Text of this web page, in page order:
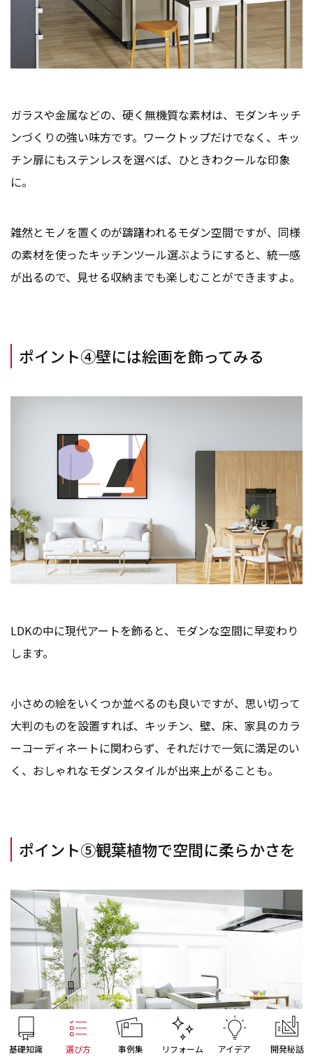
基礎知識 選び方 事例集 リフォーム アイデア 開発秘話
ガラスや金属などの、硬く無機質な素材は、モダンキッチ
ンづくりの強い味方です。ワークトップだけでなく、キッ
チン扉にもステンレスを選べば、ひときわクールな印象
に。
雑然とモノを置くのが躊躇われるモダン空間ですが、同様
の素材を使ったキッチンツール選ぶようにすると、統一感
が出るので、見せる収納までも楽しむことができますよ。
ポイント④壁には絵画を飾ってみる
LDKの中に現代アートを飾ると、モダンな空間に早変わり
します。
小さめの絵をいくつか並べるのも良いですが、思い切って
大判のものを設置すれば、キッチン、壁、床、家具のカラ
ーコーディネートに関わらず、それだけで一気に満足のい
く、おしゃれなモダンスタイルが出来上がることも。
ポイント⑤観葉植物で空間に柔らかさを